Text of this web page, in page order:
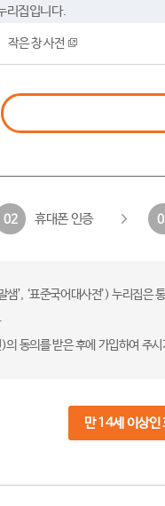
리집입니다.
작은 창 사전
02 휴대폰 인증
’, ‘표준국어대사전’) 누리집
동의를 받은 후에 가입하여 주
만 14세 이상인